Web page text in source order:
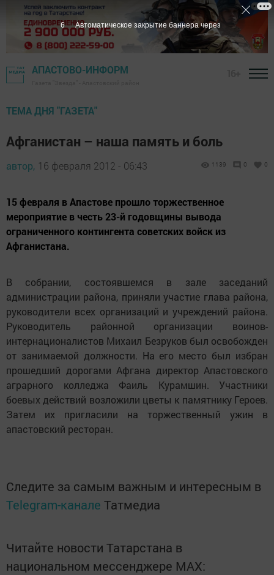
АПАСТОВО-ИНФОРМ
ТЕМА ДНЯ "ГАЗЕТА"
Афганистан – наша память и боль
автор, 16 февраля 2012 - 06:43 1139 0 0
15 февраля в Апастове прошло торжественное
мероприятие в честь 23-й годовщины вывода
ограниченного контингента советских войск из
Афганистана.
В собрании, состоявшемся в зале заседаний
администрации района, приняли участие глава района,
руководители всех организаций и учреждений района.
Руководитель районной организации воинов-
интернационалистов Михаил Безруков был освобожден
от занимаемой должности. На его место был избран
прошедший дорогами Афгана директор Апастовского
аграрного колледжа Фаиль Курамшин. Участники
боевых действий возложили цветы к памятнику Героев.
Затем их пригласили на торжественный ужин в
апастовский ресторан.
Следите за самым важным и интересным в
Telegram-канале Татмедиа
Читайте новости Татарстана в
национальном мессенджере MАХ:
5 Автоматическое закрытие баннера через